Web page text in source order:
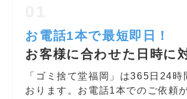
お電話1本で最短即日！
お客様に合わせた日時に
「ゴミ捨て堂福岡」は365日24時
おります。お電話1本でのご依頼